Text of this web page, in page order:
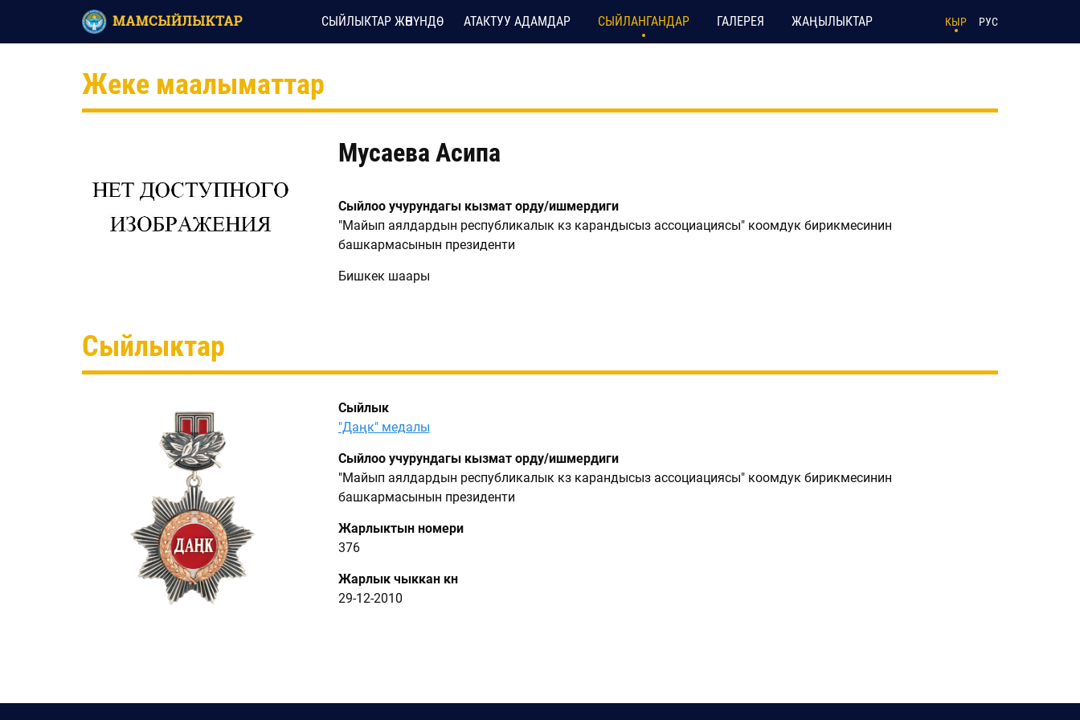
СЫЙЛЫКТАР ЖӨНҮНДӨ АТАКТУУ АДАМДАР СЫЙЛАНГАНДАР ГАЛЕРЕЯ ЖАҢЫЛЫКТАР КЫР РУС
Жеке маалыматтар
Мусаева Асипа
Сыйлоо учурундагы кызмат орду/ишмердиги
"Майып аялдардын республикалык көз карандысыз ассоциациясы" коомдук бирикмесинин
башкармасынын президенти
Бишкек шаары
Сыйлыктар
Сыйлык
"Даңк" медалы
Сыйлоо учурундагы кызмат орду/ишмердиги
"Майып аялдардын республикалык көз карандысыз ассоциациясы" коомдук бирикмесинин
башкармасынын президенти
Жарлыктын номери
376
Жарлык чыккан күнү
29-12-2010